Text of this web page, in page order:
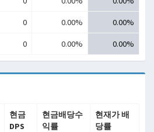
0 0.00% 0.00%
0 0.00% 0.00%
현금
DPS
현금배당수
익률
현재가 배
당률